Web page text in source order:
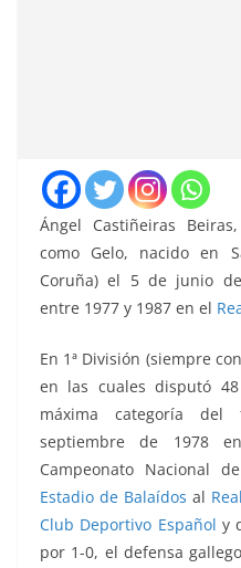
Ángel Castiñeiras
como Gelo, nacido en
Coruña) el 5 de junio
entre 1977 y 1987 en el
En 1ª División (siempre
en las cuales disputó
máxima categoría
septiembre de 1978
Campeonato Nacional
Estadio de Balaídos al
Club Deportivo Español y
por 1-0, el defensa